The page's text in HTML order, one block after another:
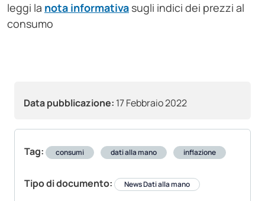
Data pubblicazione: 17 Febbraio 2022
Tag: consumi dati alla mano inflazione
Tipo di documento: News Dati alla mano
leggi la nota informativa sugli indici dei prezzi al
consumo